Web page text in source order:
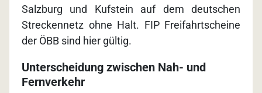
Salzburg und Kufstein auf dem deutschen
Streckennetz ohne Halt. FIP Freifahrtscheine
der ÖBB sind hier gültig.
Unterscheidung zwischen Nah- und
Fernverkehr